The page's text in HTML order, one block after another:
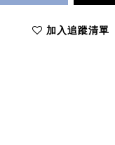
加入追蹤清單